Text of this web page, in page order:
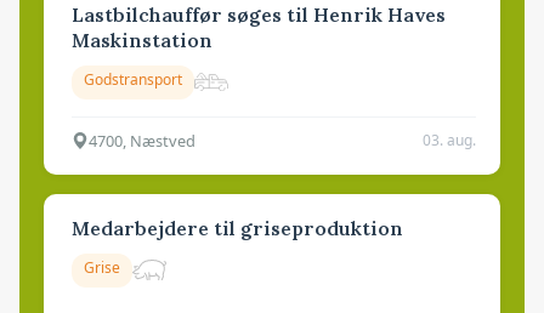
Lastbilchauffør søges til Henrik Haves
Maskinstation
Godstransport
4700, Næstved 03. aug.
Medarbejdere til griseproduktion
Grise